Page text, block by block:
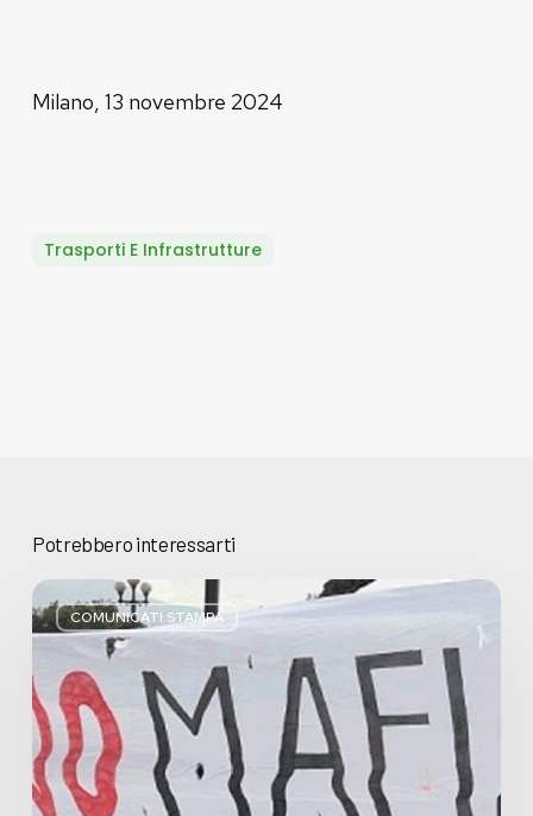
Milano, 13 novembre 2024
Trasporti E Infrastrutture
Potrebbero interessarti
COMUNICATI STAMPA
Basta
bugie,
Regione
Lombardia
pratica
l’antimafia
solo
a
parole